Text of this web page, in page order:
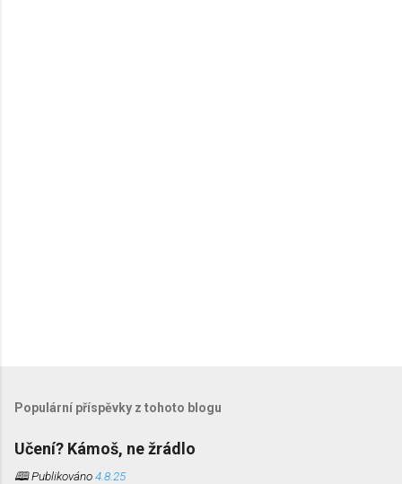
Populární příspěvky z tohoto blogu
Učení? Kámoš, ne žrádlo
🕮 Publikováno4.8.25